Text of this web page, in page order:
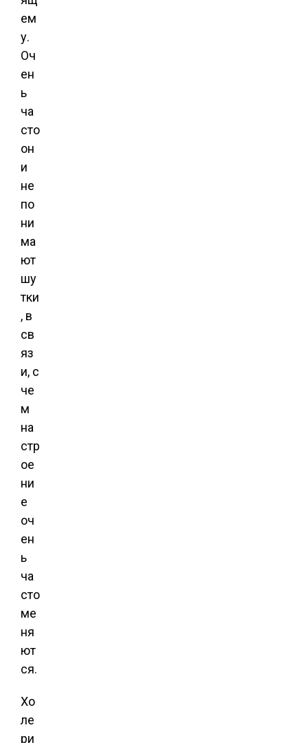
ем
у.
Оч
ен
ь
ча
сто
он
и
не
по
ни
ма
ют
шу
тки
, в
св
яз
и, с
че
м
на
стр
ое
ни
е
оч
ен
ь
ча
сто
ме
ня
ют
ся.
Хо
ле
ри